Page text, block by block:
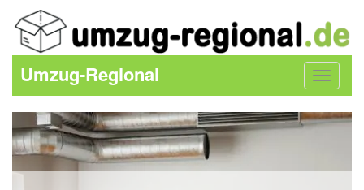
Toggle
Umzug-Regional